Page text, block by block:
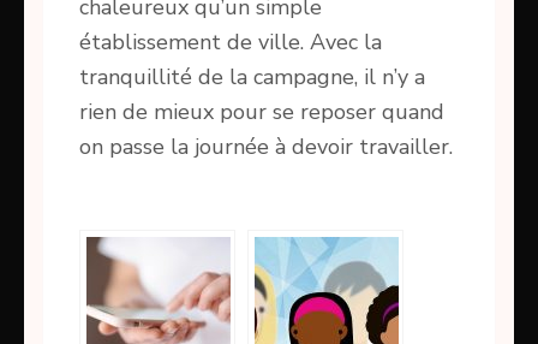
chaleureux qu’un simple
établissement de ville. Avec la
tranquillité de la campagne, il n’y a
rien de mieux pour se reposer quand
on passe la journée à devoir travailler.